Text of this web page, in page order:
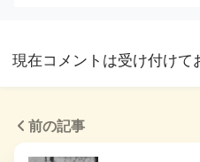
現在コメントは受け付けて
前の記事